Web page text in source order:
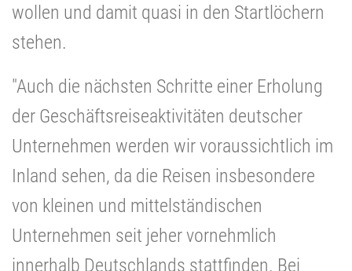
wollen und damit quasi in den Startlöchern
stehen.
"Auch die nächsten Schritte einer Erholung
der Geschäftsreiseaktivitäten deutscher
Unternehmen werden wir voraussichtlich im
Inland sehen, da die Reisen insbesondere
von kleinen und mittelständischen
Unternehmen seit jeher vornehmlich
innerhalb Deutschlands stattfinden. Bei